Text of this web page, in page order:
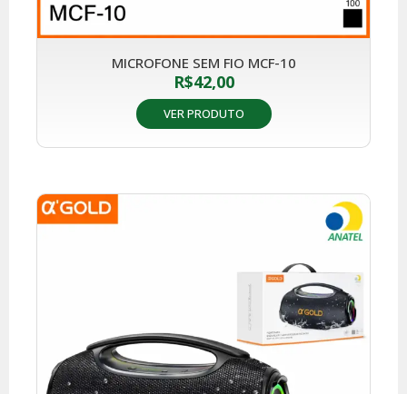
MICROFONE SEM FIO MCF-10
R$42,00
VER PRODUTO